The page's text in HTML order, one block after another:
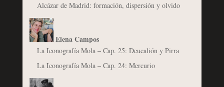
Alcázar de Madrid: formación, dispersión y olvido
Elena Campos
La Iconografía Mola – Cap. 25: Deucalión y Pirra
La Iconografía Mola – Cap. 24: Mercurio